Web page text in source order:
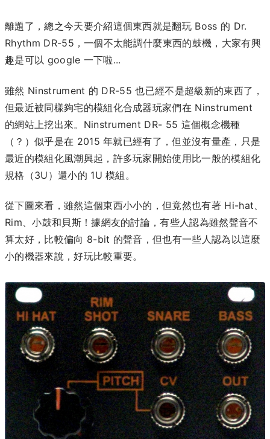
離題了，總之今天要介紹這個東西就是翻玩 Boss 的 Dr.
Rhythm DR-55，一個不太能調什麼東西的鼓機，大家有興
趣是可以 google 一下啦...
雖然 Ninstrument 的 DR-55 也已經不是超級新的東西了，
但最近被同樣夠宅的模組化合成器玩家們在 Ninstrument
的網站上挖出來。Ninstrument DR- 55 這個概念機種
（？）似乎是在 2015 年就已經有了，但並沒有量產，只是
最近的模組化風潮興起，許多玩家開始使用比一般的模組化
規格（3U）還小的 1U 模組。
從下圖來看，雖然這個東西小小的，但竟然也有著 Hi-hat、
Rim、小鼓和貝斯！據網友的討論，有些人認為雖然聲音不
算太好，比較偏向 8-bit 的聲音，但也有一些人認為以這麼
小的機器來說，好玩比較重要。